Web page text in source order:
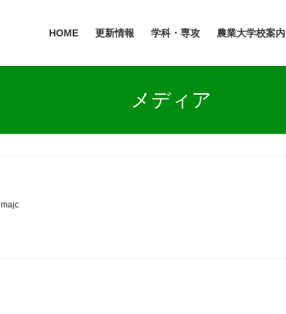
HOME 更新情報 学科・専攻 農業大学校案内
メディア
majc